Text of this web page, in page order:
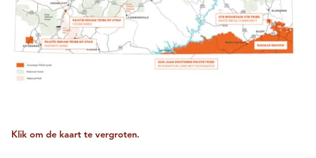
Klik om de kaart te vergroten.